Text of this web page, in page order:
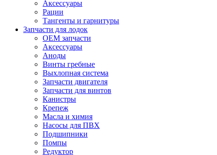
Аксессуары
Рации
Тангенты и гарнитуры
Запчасти для лодок
OEM запчасти
Аксессуары
Аноды
Винты гребные
Выхлопная система
Запчасти двигателя
Запчасти для винтов
Канистры
Крепеж
Масла и химия
Насосы для ПВХ
Подшипники
Помпы
Редуктор